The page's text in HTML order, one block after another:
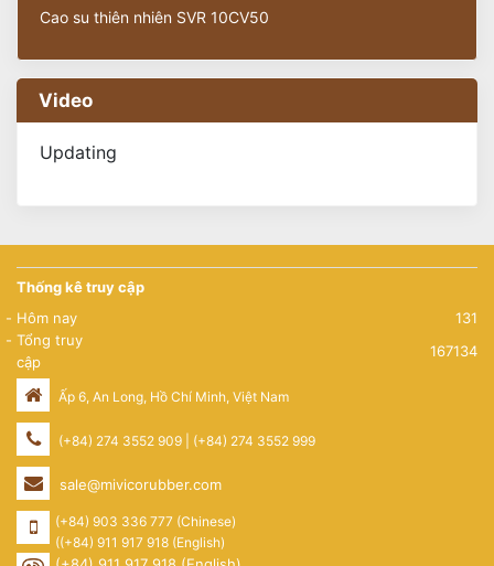
Cao su thiên nhiên SVR 10CV50
Video
Updating
Ấp 6, An Long, Hồ Chí Minh, Việt Nam
(+84) 274 3552 909 | (+84) 274 3552 999
sale@mivicorubber.com
(+84) 903 336 777 (Chinese)
((+84) 911 917 918 (English)
Thống kê truy cập
Hôm nay
131
Tổng truy
cập
167134